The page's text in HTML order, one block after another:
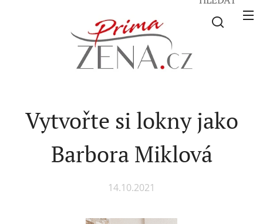
Vytvořte si lokny jako
Barbora Miklová
14.10.2021